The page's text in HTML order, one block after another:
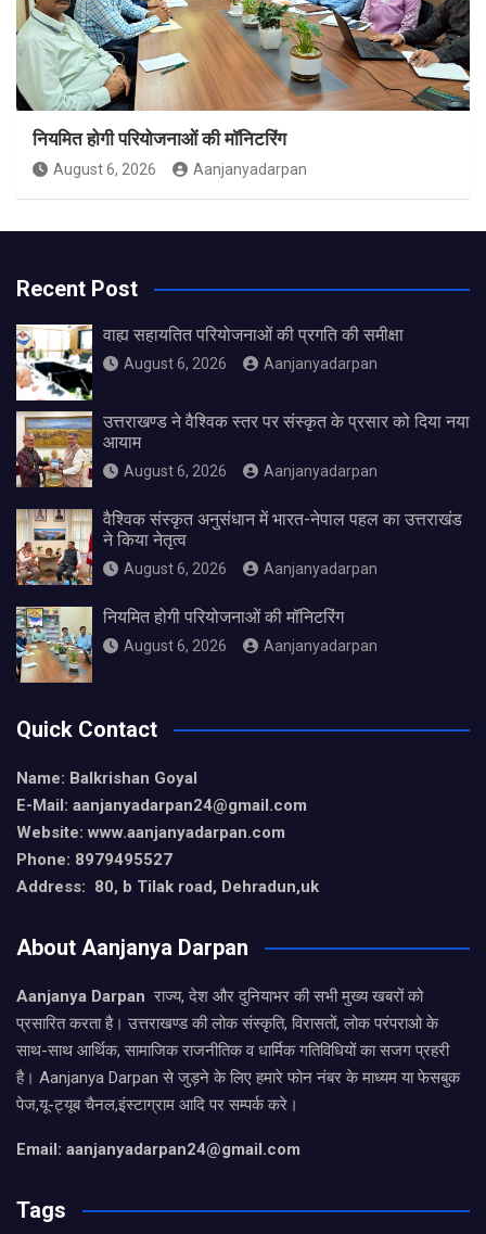
नियमित होगी परियोजनाओं की मॉनिटरिंग
August 6, 2026 Aanjanyadarpan
Recent Post
वाह्य सहायतित परियोजनाओं की प्रगति की समीक्षा
August 6, 2026 Aanjanyadarpan
उत्तराखण्ड ने वैश्विक स्तर पर संस्कृत के प्रसार को दिया नया
आयाम
August 6, 2026 Aanjanyadarpan
वैश्विक संस्कृत अनुसंधान में भारत-नेपाल पहल का उत्तराखंड
ने किया नेतृत्व
August 6, 2026 Aanjanyadarpan
नियमित होगी परियोजनाओं की मॉनिटरिंग
August 6, 2026 Aanjanyadarpan
Quick Contact
Name: Balkrishan Goyal
E-Mail: aanjanyadarpan24@gmail.com
Website: www.aanjanyadarpan.com
Phone: 8979495527
Address: 80, b Tilak road, Dehradun,uk
About Aanjanya Darpan
Aanjanya Darpan राज्य, देश और दुनियाभर की सभी मुख्य खबरों को
प्रसारित करता है। उत्तराखण्ड की लोक संस्कृति, विरासतों, लोक परंपराओ के
साथ-साथ आर्थिक, सामाजिक राजनीतिक व धार्मिक गतिविधियों का सजग प्रहरी
है। Aanjanya Darpan से जुड़ने के लिए हमारे फोन नंबर के माध्यम या फेसबुक
पेज,यू-ट्यूब चैनल,इंस्टाग्राम आदि पर सम्पर्क करे।
Email: aanjanyadarpan24@gmail.com
Tags